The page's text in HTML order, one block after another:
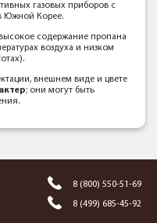
газовых приборов с
Южной Корее.
содержание пропана
воздуха и низком
внешнем виде и цвете
; они могут быть
8 (800) 550-51-69
8 (499) 685-45-92